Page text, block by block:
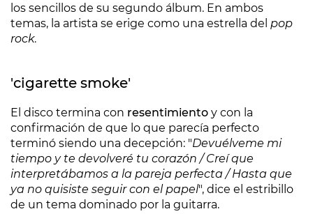
los sencillos de su segundo álbum. En ambos
temas, la artista se erige como una estrella del pop
rock.
'cigarette smoke'
El disco termina con resentimiento y con la
confirmación de que lo que parecía perfecto
terminó siendo una decepción: "Devuélveme mi
tiempo y te devolveré tu corazón / Creí que
interpretábamos a la pareja perfecta / Hasta que
ya no quisiste seguir con el papel", dice el estribillo
de un tema dominado por la guitarra.